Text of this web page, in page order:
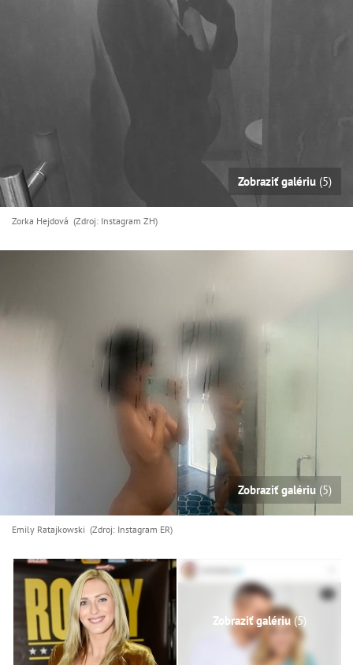
Zobraziť galériu (5)
Zorka Hejdová (Zdroj: Instagram ZH)
Zobraziť galériu (5)
Emily Ratajkowski (Zdroj: Instagram ER)
Zobraziť galériu(5)